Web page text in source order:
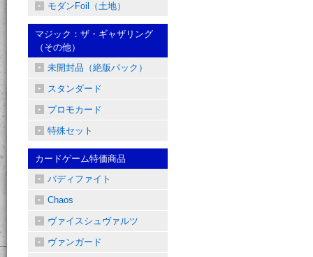
モダンFoil（土地）
マジック：ザ・ギャザリング
（その他）
未開封品（絶版パック）
スタンダード
プロモカード
特殊セット
カードゲーム特価商品
バディファイト
Chaos
ヴァイスシュヴァルツ
ヴァンガード